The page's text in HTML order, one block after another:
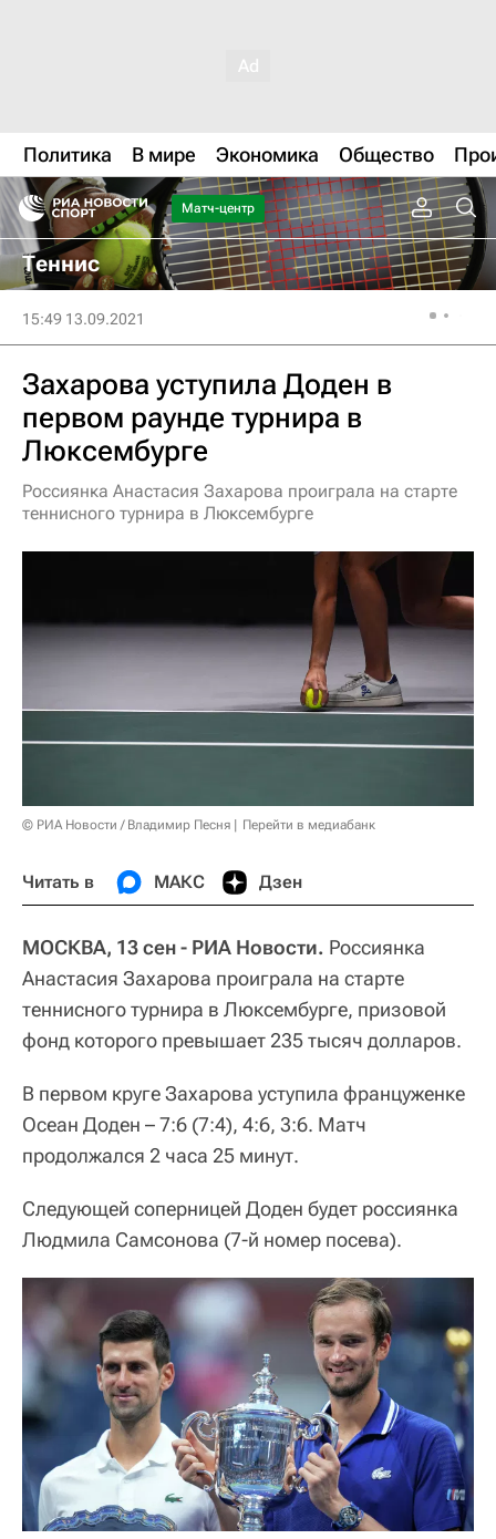
Политика В мире Экономика Общество
Матч-центр
Теннис
15:49 13.09.2021
Захарова уступила Доден в
первом раунде турнира в
Люксембурге
Россиянка Анастасия Захарова проиграла на старте
теннисного турнира в Люксембурге
© РИА Новости / Владимир Песня Перейти в медиабанк
Читать в МАКС Дзен
МОСКВА, 13 сен - РИА Новости. Россиянка
Анастасия Захарова проиграла на старте
теннисного турнира в Люксембурге, призовой
фонд которого превышает 235 тысяч долларов.
В первом круге Захарова уступила француженке
Осеан Доден – 7:6 (7:4), 4:6, 3:6. Матч
продолжался 2 часа 25 минут.
Следующей соперницей Доден будет россиянка
Людмила Самсонова (7-й номер посева).